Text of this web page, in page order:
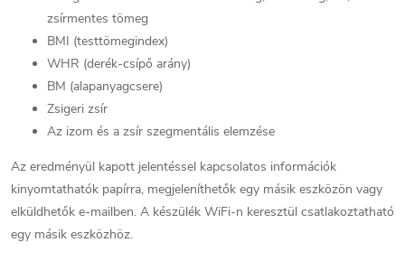
zsírmentes tömeg
BMI (testtömegindex)
WHR (derék-csípő arány)
BM (alapanyagcsere)
Zsigeri zsír
Az izom és a zsír szegmentális elemzése
Az eredményül kapott jelentéssel kapcsolatos információk
kinyomtathatók papírra, megjeleníthetők egy másik eszközön vagy
elküldhetők e-mailben. A készülék WiFi-n keresztül csatlakoztatható
egy másik eszközhöz.